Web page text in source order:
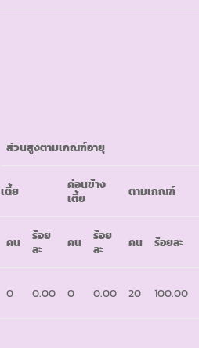
ส่วนสูงตามเกณฑ์อายุ
เตี้ย
ค่อนข้าง
เตี้ย
ตามเกณฑ์
คน
ร้อย
ละ
คน
ร้อย
ละ
คน ร้อยละ
0 0.00 0 0.00 20 100.00